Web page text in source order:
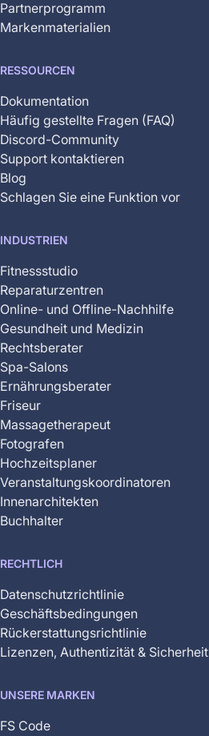
Partnerprogramm
Markenmaterialien
RESSOURCEN
Dokumentation
Häufig gestellte Fragen (FAQ)
Discord-Community
Support kontaktieren
Blog
Schlagen Sie eine Funktion vor
INDUSTRIEN
Fitnessstudio
Reparaturzentren
Online- und Offline-Nachhilfe
Gesundheit und Medizin
Rechtsberater
Spa-Salons
Ernährungsberater
Friseur
Massagetherapeut
Fotografen
Hochzeitsplaner
Veranstaltungskoordinatoren
Innenarchitekten
Buchhalter
RECHTLICH
Datenschutzrichtlinie
Geschäftsbedingungen
Rückerstattungsrichtlinie
Lizenzen, Authentizität & Sicherheit
UNSERE MARKEN
FS Code